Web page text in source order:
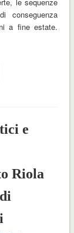
conseguenza
a fine estate.
e
Riola